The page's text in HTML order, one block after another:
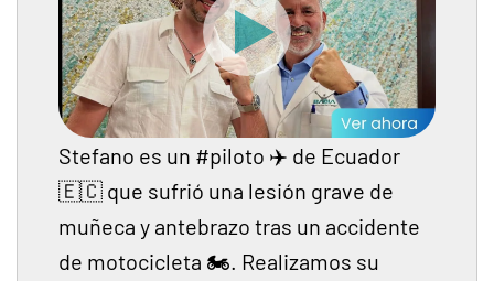
Stefano es un #piloto ✈️ de Ecuador
🇪🇨 que sufrió una lesión grave de
muñeca y antebrazo tras un accidente
de motocicleta 🏍. Realizamos su